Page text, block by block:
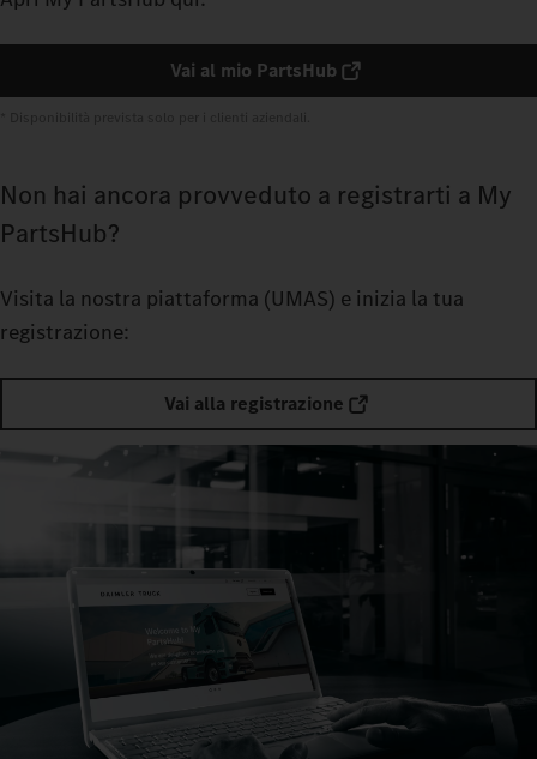
Vai al mio PartsHub
Non hai ancora provveduto a registrarti a My
PartsHub?
Visita la nostra piattaforma (UMAS) e inizia la tua
registrazione:
Vai alla registrazione